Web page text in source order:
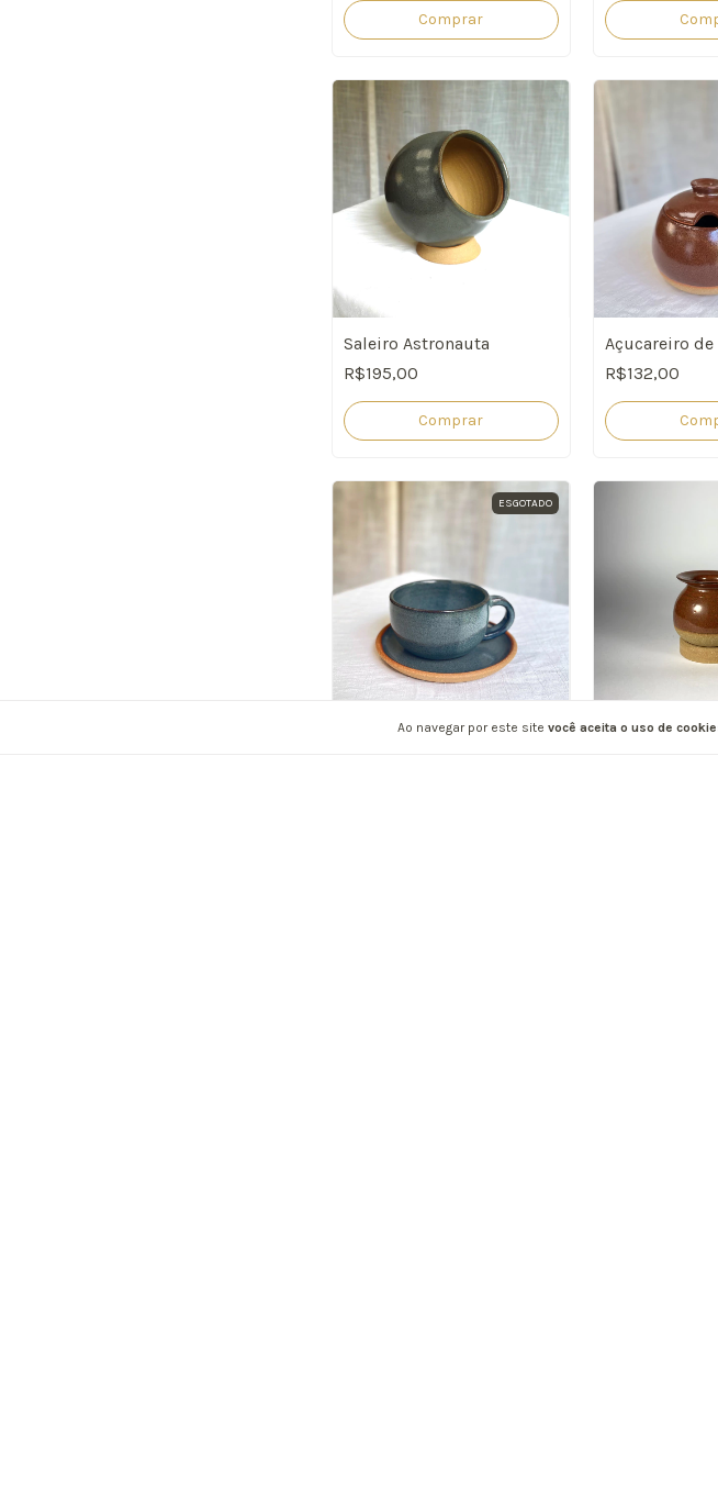
Ao navegar por este site você aceita o uso de
Comprar
Saleiro Astronauta
R$195,00
Comprar
Açucareiro de
R$132,00
ESGOTADO